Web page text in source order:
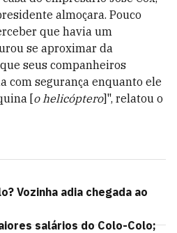
almoçara. Pouco
que havia um
se aproximar da
seus companheiros
com segurança enquanto ele
[o helicóptero]", relatou o
Vozinha adia chegada ao
salários do Colo-Colo;